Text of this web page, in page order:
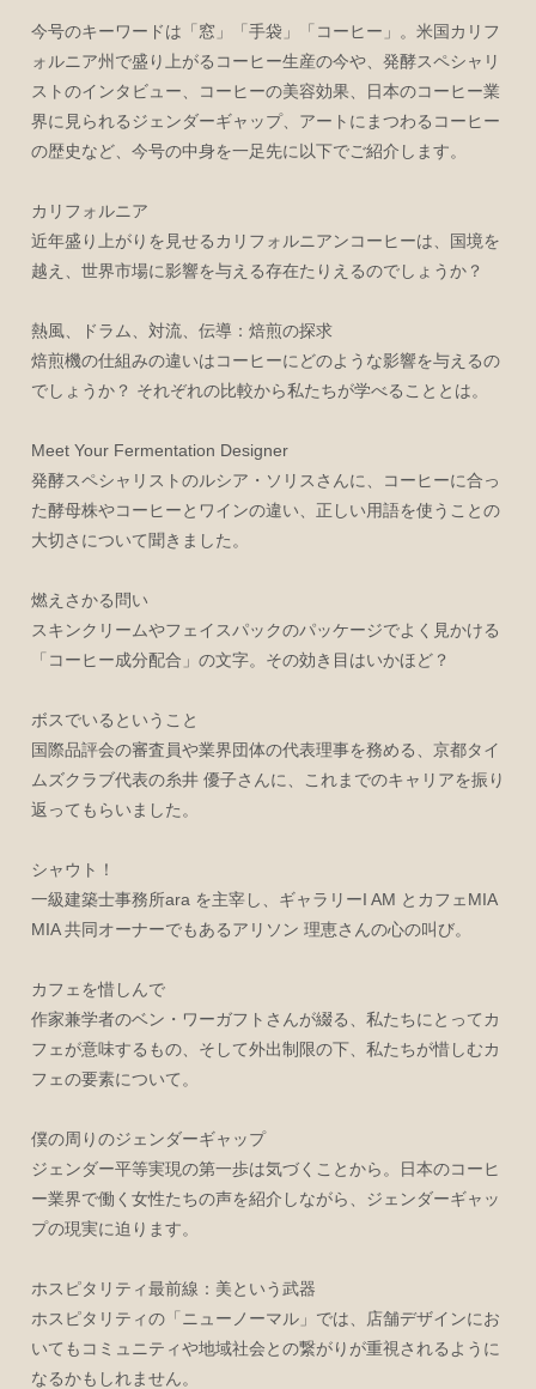
今号のキーワードは「窓」「手袋」「コーヒー」。米国カリフ
ォルニア州で盛り上がるコーヒー生産の今や、発酵スペシャリ
ストのインタビュー、コーヒーの美容効果、日本のコーヒー業
界に見られるジェンダーギャップ、アートにまつわるコーヒー
の歴史など、今号の中身を一足先に以下でご紹介します。
カリフォルニア
近年盛り上がりを見せるカリフォルニアンコーヒーは、国境を
越え、世界市場に影響を与える存在たりえるのでしょうか？
熱風、ドラム、対流、伝導：焙煎の探求
焙煎機の仕組みの違いはコーヒーにどのような影響を与えるの
でしょうか？ それぞれの比較から私たちが学べることとは。
Meet Your Fermentation Designer
発酵スペシャリストのルシア・ソリスさんに、コーヒーに合っ
た酵母株やコーヒーとワインの違い、正しい用語を使うことの
大切さについて聞きました。
燃えさかる問い
スキンクリームやフェイスパックのパッケージでよく見かける
「コーヒー成分配合」の文字。その効き目はいかほど？
ボスでいるということ
国際品評会の審査員や業界団体の代表理事を務める、京都タイ
ムズクラブ代表の糸井 優子さんに、これまでのキャリアを振り
返ってもらいました。
シャウト！
一級建築士事務所ara を主宰し、ギャラリーI AM とカフェMIA
MIA 共同オーナーでもあるアリソン 理恵さんの心の叫び。
カフェを惜しんで
作家兼学者のベン・ワーガフトさんが綴る、私たちにとってカ
フェが意味するもの、そして外出制限の下、私たちが惜しむカ
フェの要素について。
僕の周りのジェンダーギャップ
ジェンダー平等実現の第一歩は気づくことから。日本のコーヒ
ー業界で働く女性たちの声を紹介しながら、ジェンダーギャッ
プの現実に迫ります。
ホスピタリティ最前線：美という武器
ホスピタリティの「ニューノーマル」では、店舗デザインにお
いてもコミュニティや地域社会との繋がりが重視されるように
なるかもしれません。